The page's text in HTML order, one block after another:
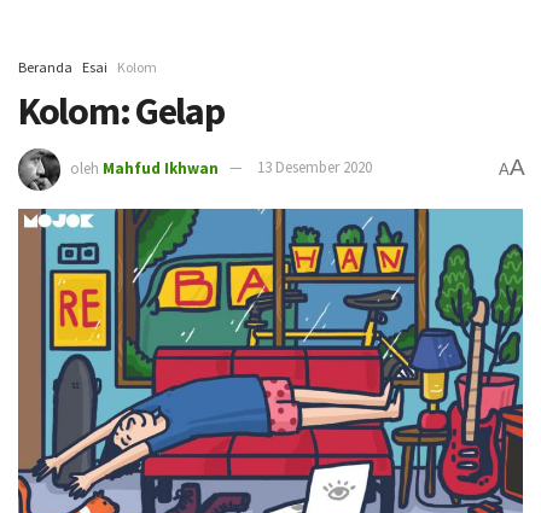
Beranda Esai Kolom
Kolom: Gelap
oleh Mahfud Ikhwan 13 Desember 2020 AA